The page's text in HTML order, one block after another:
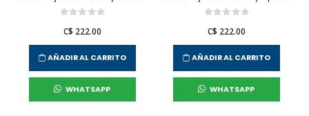
C$ 222.00
AÑADIR AL CARRITO
WHATSAPP
C$ 222.00
AÑADIR AL CARRITO
WHATSAPP